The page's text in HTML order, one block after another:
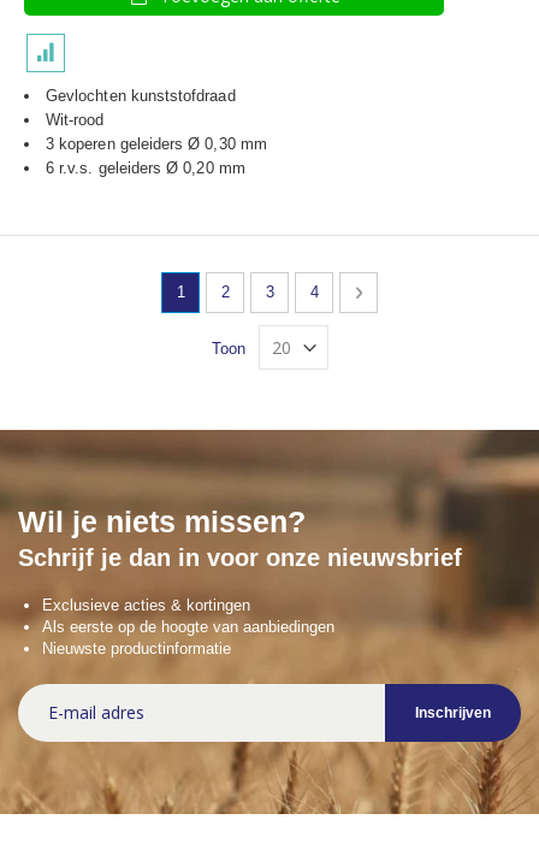
Gevlochten kunststofdraad
Wit-rood
3 koperen geleiders Ø 0,30 mm
6 r.v.s. geleiders Ø 0,20 mm
Pagina
U lees momenteel pagina
1 Pagina
2 Pagina
3 Pagina
4 Pagina
Volgende
Toon
Wil je niets missen?
Schrijf je dan in voor onze nieuwsbrief
Exclusieve acties & kortingen
Als eerste op de hoogte van aanbiedingen
Nieuwste productinformatie
Abonneer
u
op
Inschrijven